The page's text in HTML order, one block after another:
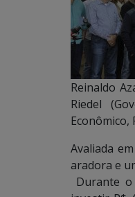
Reinaldo
Riedel
Avaliada
aradora e
Durante